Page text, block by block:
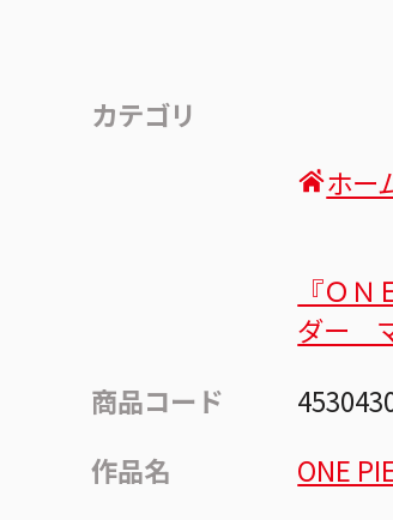
カテゴリ
ホー
『Ｏ
ダー
商品コード
作品名
ONE